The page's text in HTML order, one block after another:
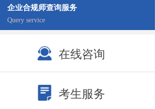
企业合规师查询服务
Query service
在线咨询
考生服务